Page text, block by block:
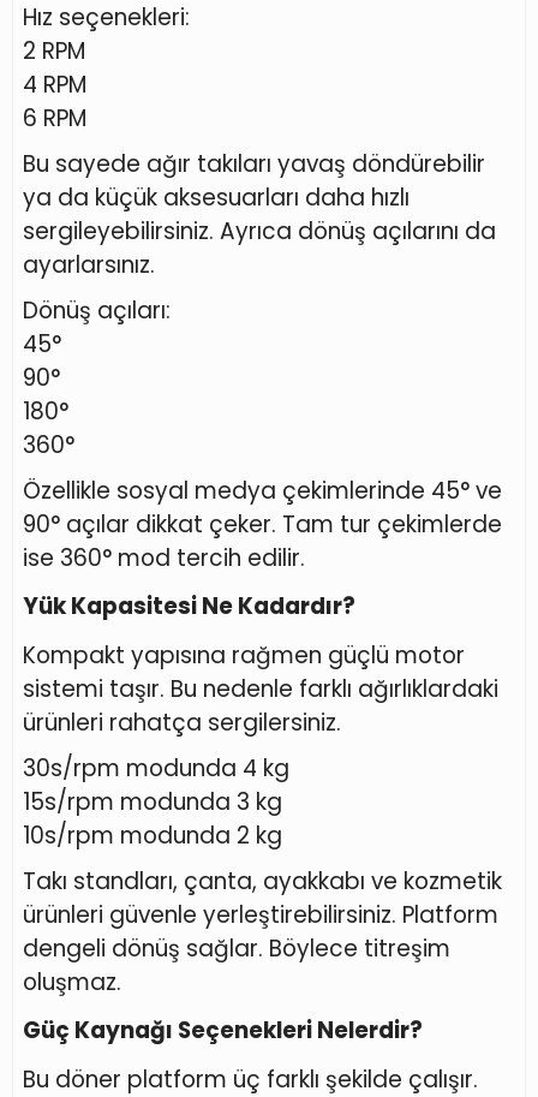
Hız seçenekleri:
2 RPM
4 RPM
6 RPM
Bu sayede ağır takıları yavaş döndürebilir
ya da küçük aksesuarları daha hızlı
sergileyebilirsiniz. Ayrıca dönüş açılarını da
ayarlarsınız.
Dönüş açıları:
45°
90°
180°
360°
Özellikle sosyal medya çekimlerinde 45° ve
90° açılar dikkat çeker. Tam tur çekimlerde
ise 360° mod tercih edilir.
Yük Kapasitesi Ne Kadardır?
Kompakt yapısına rağmen güçlü motor
sistemi taşır. Bu nedenle farklı ağırlıklardaki
ürünleri rahatça sergilersiniz.
30s/rpm modunda 4 kg
15s/rpm modunda 3 kg
10s/rpm modunda 2 kg
Takı standları, çanta, ayakkabı ve kozmetik
ürünleri güvenle yerleştirebilirsiniz. Platform
dengeli dönüş sağlar. Böylece titreşim
oluşmaz.
Güç Kaynağı Seçenekleri Nelerdir?
Bu döner platform üç farklı şekilde çalışır.